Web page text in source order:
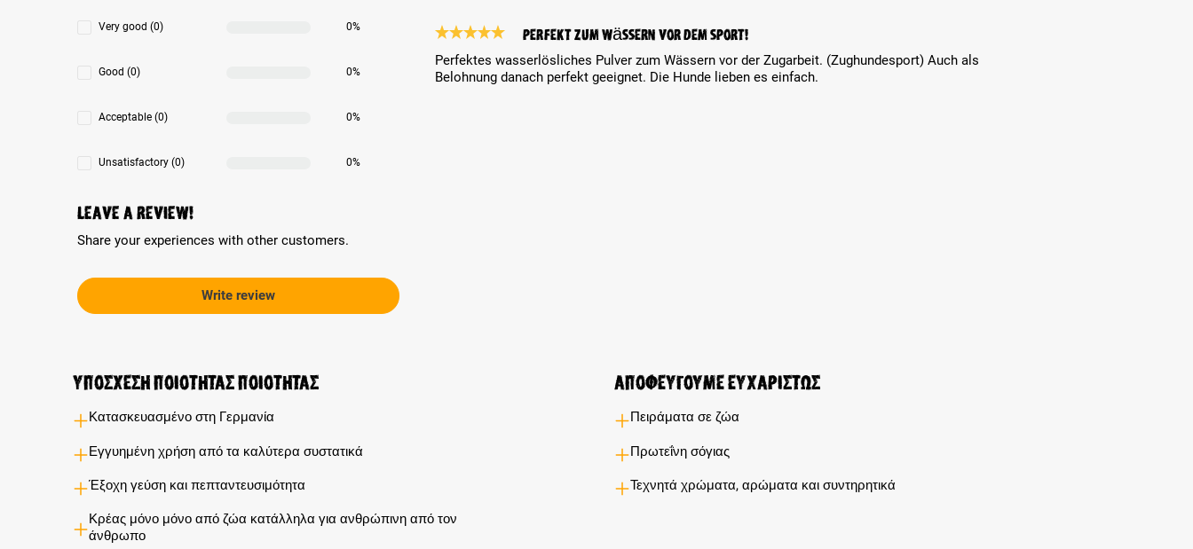
Very good (0) 0%
Good (0) 0%
Acceptable (0) 0%
Unsatisfactory (0) 0%
Leave a review!
Share your experiences with other customers.
Write review
Perfekt zum wässern vor dem Sport!
Perfektes wasserlösliches Pulver zum Wässern vor der Zugarbeit. (Zughundesport) Auch als
Belohnung danach perfekt geeignet. Die Hunde lieben es einfach.
Υποσχέση ποιότητας ποιότητας
Κατασκευασμένο στη Γερμανία
Εγγυημένη χρήση από τα καλύτερα συστατικά
Έξοχη γεύση και πεπταντευσιμότητα
Κρέας μόνο μόνο από ζώα κατάλληλα για ανθρώπινη από τον
άνθρωπο
Αποφεύγουμε ευχαρίστως
Πειράματα σε ζώα
Πρωτεΐνη σόγιας
Τεχνητά χρώματα, αρώματα και συντηρητικά